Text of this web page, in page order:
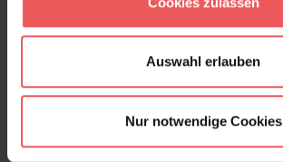
Auswahl erlauben
Nur notwendige Cookies